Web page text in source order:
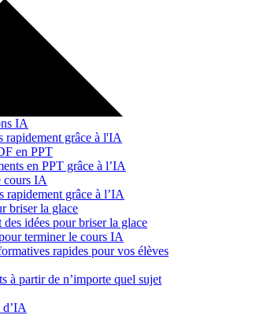
IA
rapidement grâce à l'IA
en PPT
en PPT grâce à l’IA
cours IA
rapidement grâce à l’IA
briser la glace
idées pour briser la glace
terminer le cours IA
rapides pour vos élèves
à partir de n’importe quel sujet